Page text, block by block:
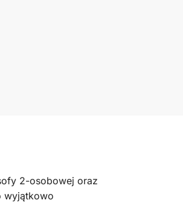
2-osobowej oraz
wyjątkowo